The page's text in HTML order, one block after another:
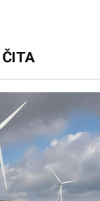
ČITA